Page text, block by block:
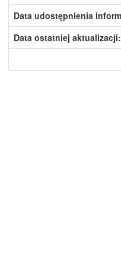
Data udostępnienia
Data ostatniej aktualizacji: